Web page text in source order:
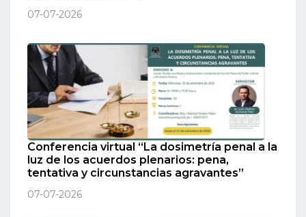
07-07-2026
Conferencia virtual “La dosimetría penal a la
luz de los acuerdos plenarios: pena,
tentativa y circunstancias agravantes”
07-07-2026